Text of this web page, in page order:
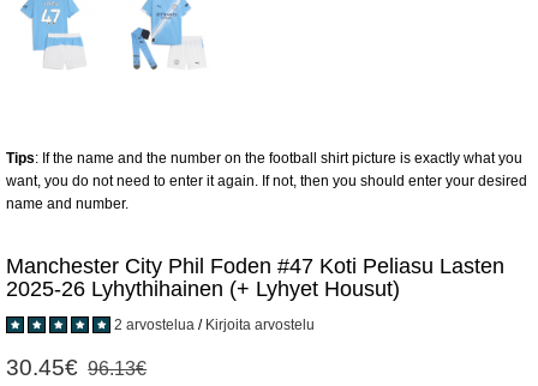
Tips: If the name and the number on the football shirt picture is exactly what you
want, you do not need to enter it again. If not, then you should enter your desired
name and number.
Manchester City Phil Foden #47 Koti Peliasu Lasten
2025-26 Lyhythihainen (+ Lyhyet Housut)
2 arvostelua / Kirjoita arvostelu
30.45€ 96.13€